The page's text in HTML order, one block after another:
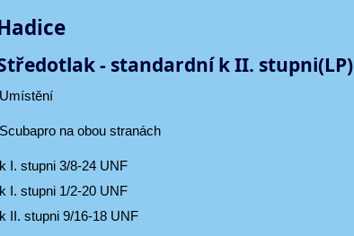
- standardní k II. stupni(LP)
Umístění
Scubapro na obou stranách
k I. stupni 3/8-24 UNF
k I. stupni 1/2-20 UNF
k II. stupni 9/16-18 UNF